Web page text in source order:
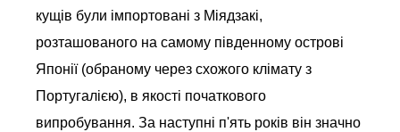
кущів були імпортовані з Міядзакі,
розташованого на самому південному острові
Японії (обраному через схожого клімату з
Португалією), в якості початкового
випробування. За наступні п'ять років він значно